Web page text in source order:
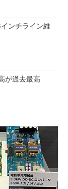
ンチライン維
が過去最高